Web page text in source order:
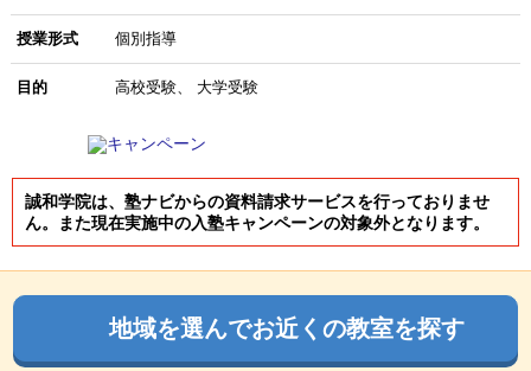
授業形式 個別指導
目的 高校受験 大学受験
誠和学院は、塾ナビからの資料請求サービスを行っておりませ
ん。また現在実施中の入塾キャンペーンの対象外となります。
地域を選んでお近くの教室を探す